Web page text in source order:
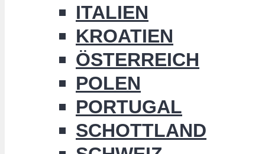
ITALIEN
KROATIEN
ÖSTERREICH
POLEN
PORTUGAL
SCHOTTLAND